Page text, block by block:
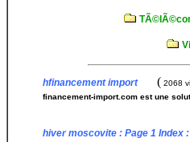
hfinancement import( 2068
financement-import.com est une
hiver moscovite : Page 1 Index